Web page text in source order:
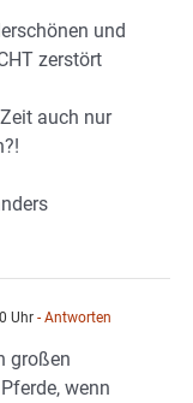
und
zerstört
auch nur
Uhr - Antworten
großen
wenn